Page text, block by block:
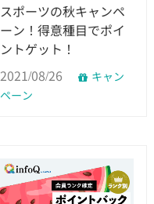
スポーツの秋キャンペ
ーン！得意種目でポイ
ントゲット！
2021/08/26
キャン
ペーン